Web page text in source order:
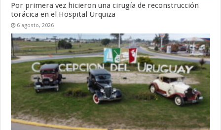
Por primera vez hicieron una cirugía de reconstrucción
torácica en el Hospital Urquiza
6 agosto, 2026